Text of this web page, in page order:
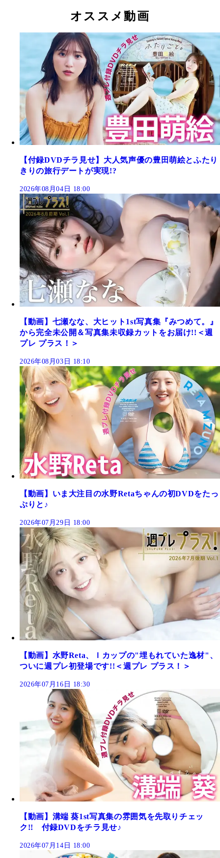
オススメ動画
【付録DVDチラ見せ】大人気声優の豊田萌絵とふたり
きりの旅行デートが実現!?
2026年08月04日 18:00
【動画】七瀬なな、大ヒット1st写真集『みつめて。』
から完全未公開＆写真集未収録カットをお届け!!＜週
プレ プラス！＞
2026年08月03日 18:10
【動画】いま大注目の水野Retaちゃんの初DVDをたっ
ぷりと♪
2026年07月29日 18:00
【動画】水野Reta、Ｉカップの"埋もれていた逸材"、
ついに週プレ初登場です!!＜週プレ プラス！＞
2026年07月16日 18:30
【動画】溝端 葵1st写真集の雰囲気を先取りチェッ
ク!! 付録DVDをチラ見せ♪
2026年07月14日 18:00